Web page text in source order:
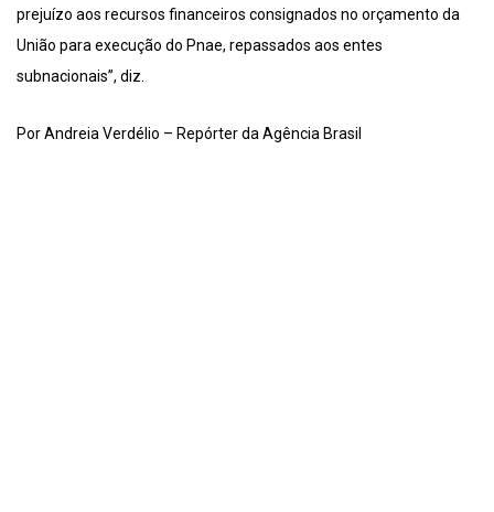
prejuízo aos recursos financeiros consignados no orçamento da
União para execução do Pnae, repassados aos entes
subnacionais”, diz.
Por Andreia Verdélio – Repórter da Agência Brasil